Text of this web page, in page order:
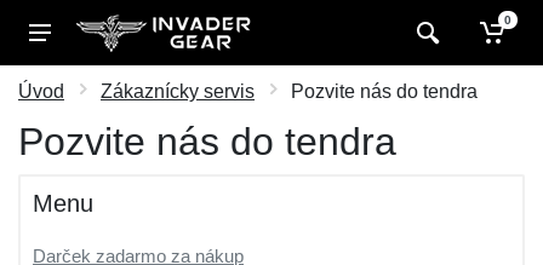
0
Úvod Zákaznícky servis Pozvite nás do tendra
Pozvite nás do tendra
Menu
Darček zadarmo za nákup